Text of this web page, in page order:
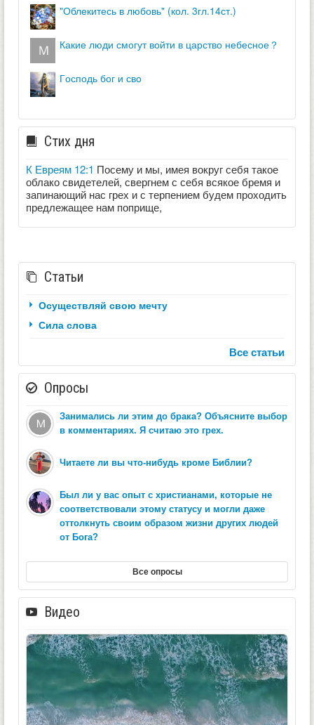
"облекитесь в любовь" (кол. 3гл.14ст.)
какие люди смогут войти в царство небесное？
господь бог и сво
Стих дня
К Евреям 12:1 Посему и мы, имея вокруг себя такое
облако свидетелей, свергнем с себя всякое бремя и
запинающий нас грех и с терпением будем проходить
предлежащее нам поприще,
Статьи
Осуществляй свою мечту
Сила слова
Все статьи
Опросы
Занимались ли этим до брака? Объясните выбор
в комментариях. Я считаю это грех.
Читаете ли вы что-нибудь кроме Библии?
Был ли у вас опыт с христианами, которые не
соответствовали этому статусу и могли даже
оттолкнуть своим образом жизни других людей
от Бога?
Все опросы
Видео